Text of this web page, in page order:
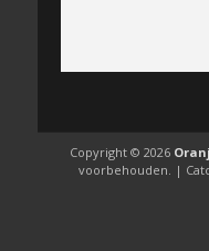
Copyright © 2026
voorbehouden. |